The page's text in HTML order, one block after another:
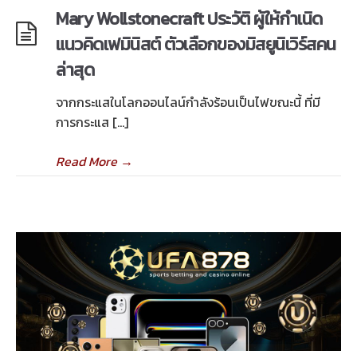
Mary Wollstonecraft ประวัติ ผู้ให้กำเนิด
แนวคิดเฟมินิสต์ ตัวเลือกของมิสยูนิเวิร์สคน
ล่าสุด
จากกระแสในโลกออนไลน์กำลังร้อนเป็นไฟขณะนี้ ที่มี
การกระแส […]
Read More→